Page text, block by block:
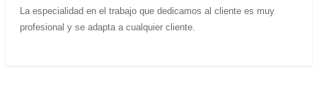
La especialidad en el trabajo que dedicamos al cliente es muy
profesional y se adapta a cualquier cliente.